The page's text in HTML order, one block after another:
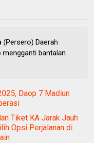
(Persero) Daerah
mengganti bantalan
Daop 7 Madiun
Tiket KA Jarak Jauh
Opsi Perjalanan di